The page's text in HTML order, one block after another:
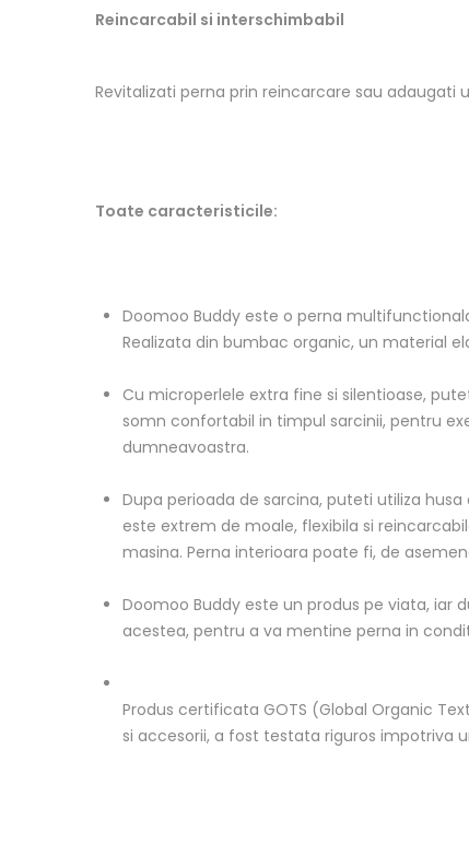
Reincarcabil si interschimbabil
Revitalizati perna prin reincarcare sau adaugati
Toate caracteristicile:
Doomoo Buddy este o perna
Realizata din bumbac organic, un material
Cu microperlele extra fine si silentioase,
somn confortabil in timpul sarcinii, pentru
dumneavoastra.
Dupa perioada de sarcina, puteti utiliza
este extrem de moale, flexibila si
masina. Perna interioara poate fi, de
Doomoo Buddy este un produs pe viata, iar
acestea, pentru a va mentine perna in
Produs certificata GOTS (Global Organic
si accesorii, a fost testata riguros impotriva